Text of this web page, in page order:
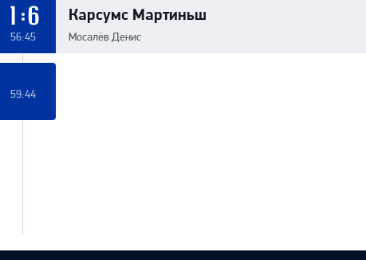
Карсумс Мартиньш
Мосалёв Денис
1:6
56:45
59:44